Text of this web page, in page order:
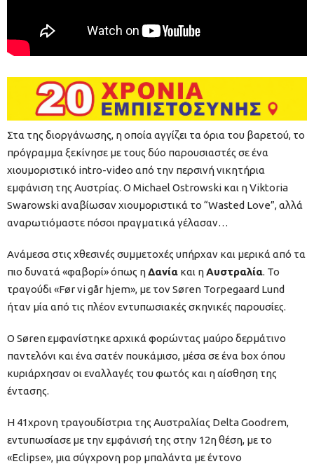
Στα της διοργάνωσης, η οποία αγγίζει τα όρια του βαρετού, το
πρόγραμμα ξεκίνησε με τους δύο παρουσιαστές σε ένα
χιουμοριστικό intro-video από την περσινή νικητήρια
εμφάνιση της Αυστρίας. Ο Michael Ostrowski και η Viktoria
Swarowski αναβίωσαν χιουμοριστικά το “Wasted Love”, αλλά
αναρωτιόμαστε πόσοι πραγματικά γέλασαν…
Ανάμεσα στις χθεσινές συμμετοχές υπήρχαν και μερικά από τα
πιο δυνατά «φαβορί» όπως ηΔανία και ηΑυστραλία. To
τραγούδι «Før vi går hjem», με τον Søren Torpegaard Lund
ήταν μία από τις πλέον εντυπωσιακές σκηνικές παρουσίες.
Ο Søren εμφανίστηκε αρχικά φορώντας μαύρο δερμάτινο
παντελόνι και ένα σατέν πουκάμισο, μέσα σε ένα box όπου
κυριάρχησαν οι εναλλαγές του φωτός και η αίσθηση της
έντασης.
H 41χρονη τραγουδίστρια της Αυστραλίας DeltaGoodrem,
εντυπωσίασε με την εμφάνισή της στην 12η θέση, με το
«Eclipse», μια σύγχρονη pop μπαλάντα με έντονο